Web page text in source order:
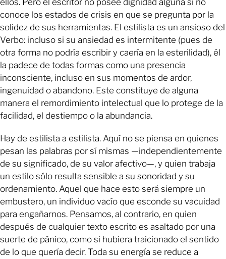
ellos. Pero el escritor no posee dignidad alguna si no
conoce los estados de crisis en que se pregunta por la
solidez de sus herramientas. El estilista es un ansioso del
Verbo: incluso si su ansiedad es intermitente (pues de
otra forma no podría escribir y caería en la esterilidad), él
la padece de todas formas como una presencia
inconsciente, incluso en sus momentos de ardor,
ingenuidad o abandono. Este constituye de alguna
manera el remordimiento intelectual que lo protege de la
facilidad, el destiempo o la abundancia.
Hay de estilista a estilista. Aquí no se piensa en quienes
pesan las palabras por sí mismas —independientemente
de su significado, de su valor afectivo—, y quien trabaja
un estilo sólo resulta sensible a su sonoridad y su
ordenamiento. Aquel que hace esto será siempre un
embustero, un individuo vacío que esconde su vacuidad
para engañarnos. Pensamos, al contrario, en quien
después de cualquier texto escrito es asaltado por una
suerte de pánico, como si hubiera traicionado el sentido
de lo que quería decir. Toda su energía se reduce a